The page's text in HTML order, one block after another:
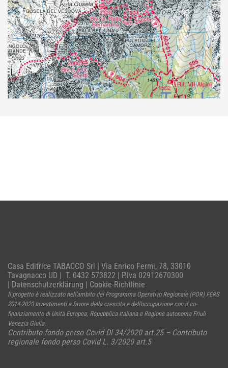
Casa Editrice TABACCO Srl | Via Enrico Fermi, 78, 33010
Tavagnacco UD | T. 0432 573822 | P.Iva 02912670300
Datenschutzerklärung Cookie-Richtlinie
Il progetto è realizzato nell’ambito del Programma Operativo Regionale (POR) FERS
2014-2020 Investimenti a favore della crescita e dell’occupazione con il co-
finanziamento di Unità Europea, Repubblica Italiana e Regione autonoma Friuli
Venezia Giulia.
Contributo fondo perso Covid Dl 34/2020 art.25 – Contributo
regionale fondo perso Covid L. 3/2020 art.5